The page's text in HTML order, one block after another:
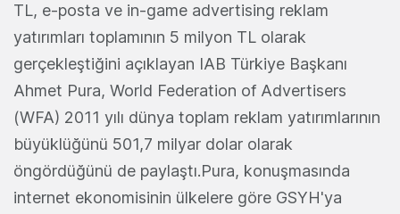
TL, e-posta ve in-game advertising reklam
yatırımları toplamının 5 milyon TL olarak
gerçekleştiğini açıklayan IAB Türkiye Başkanı
Ahmet Pura, World Federation of Advertisers
(WFA) 2011 yılı dünya toplam reklam yatırımlarının
büyüklüğünü 501,7 milyar dolar olarak
öngördüğünü de paylaştı.Pura, konuşmasında
internet ekonomisinin ülkelere göre GSYH'ya